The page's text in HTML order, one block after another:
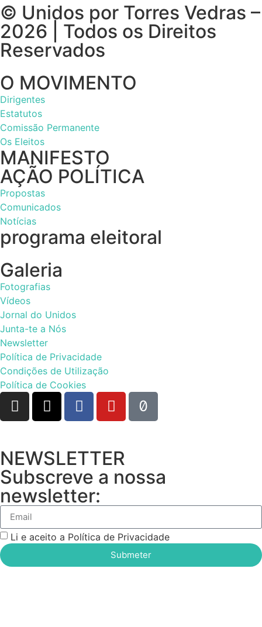
© Unidos por Torres Vedras –
2026 | Todos os Direitos
Reservados
O MOVIMENTO
Dirigentes
Estatutos
Comissão Permanente
Os Eleitos
MANIFESTO
AÇÃO POLÍTICA
Propostas
Comunicados
Notícias
programa eleitoral
Galeria
Fotografias
Vídeos
Jornal do Unidos
Junta-te a Nós
Newsletter
Política de Privacidade
Condições de Utilização
Política de Cookies
NEWSLETTER
Subscreve a nossa
newsletter:
Li e aceito a Política de Privacidade
Submeter